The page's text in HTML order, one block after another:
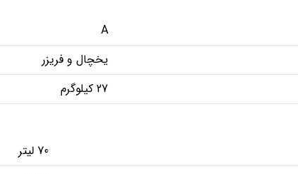
A
یخچال و فریزر
27 کیلوگرم
70 لیتر